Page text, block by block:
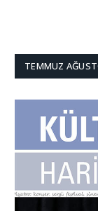
TEMMUZ